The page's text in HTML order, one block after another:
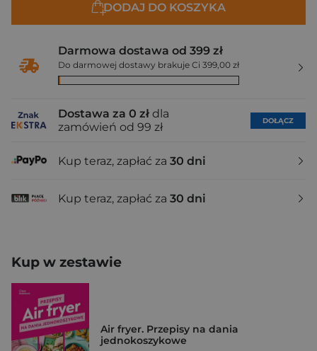
DODAJ DO KOSZYKA
Darmowa dostawa od 399 zł
Do darmowej dostawy brakuje Ci 399,00 zł
Dostawa za 0 zł dla
zamówień od 99 zł
DOŁĄCZ
Kup teraz, zapłać za 30 dni
Kup teraz, zapłać za 30 dni
Kup w zestawie
Air fryer. Przepisy na dania
jednokoszykowe